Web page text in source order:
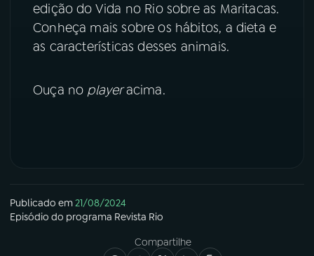
06VIDEOCASTS
YouTube
edição do Vida no Rio sobre as Maritacas.
Conheça mais sobre os hábitos, a dieta e
as características desses animais.
Ouça no playeracima.
Publicado em21/08/2024
Episódio do programa Revista Rio
Compartilhe